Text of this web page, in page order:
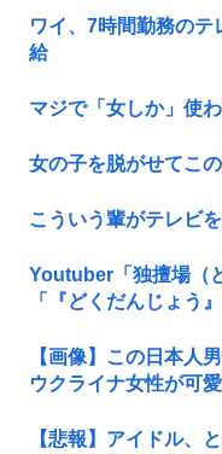
ワイ、7時間勤務の
給
マジで「女しか」使
女の子を脱がせてこ
こういう輩がテレビ
Youtuber「独擅場（
「『どくだんじょう
【画像】この日本人
ウクライナ女性が可
【悲報】アイドル、